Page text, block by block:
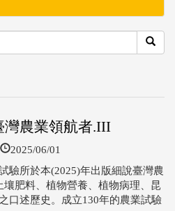
灣農業領航者.III
2025/06/01
驗所於本(2025)年出版細說臺灣農
肥料、植物營養、植物病理、昆
口述歷史。成立130年的農業試驗